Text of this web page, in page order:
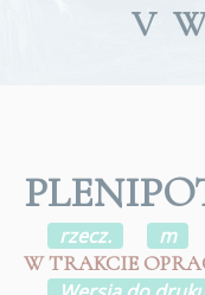
V
rzecz.
m
W TRAKCIE